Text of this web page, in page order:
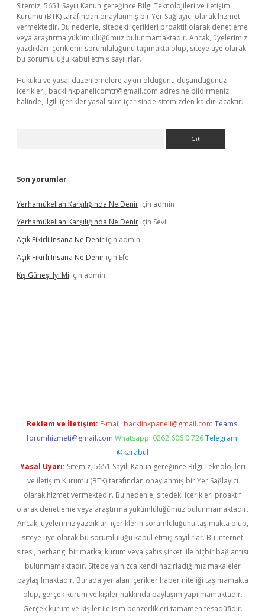
Sitemiz, 5651 Sayılı Kanun gereğince Bilgi Teknolojileri ve İletişim
Kurumu (BTK) tarafından onaylanmış bir Yer Sağlayıcı olarak hizmet
vermektedir. Bu nedenle, sitedeki içerikleri proaktif olarak denetleme
veya araştırma yükümlülüğümüz bulunmamaktadır. Ancak, üyelerimiz
yazdıkları içeriklerin sorumluluğunu taşımakta olup, siteye üye olarak
bu sorumluluğu kabul etmiş sayılırlar.
Hukuka ve yasal düzenlemelere aykırı olduğunu düşündüğünüz
içerikleri, backlinkpanelicomtr@gmail.com adresine bildirmeniz
halinde, ilgili içerikler yasal süre içerisinde sitemizden kaldırılacaktır.
Son yorumlar
Yerhamükellah Karşılığında Ne Denir için admin
Yerhamükellah Karşılığında Ne Denir için Sevil
Açık Fikirli Insana Ne Denir için admin
Açık Fikirli Insana Ne Denir için Efe
Kış Güneşi Iyi Mi için admin
Reklam ve İletişim: E-mail: backlinkpaneli@gmail.com Teams:
forumhizmeti@gmail.com Whatsapp: 0262 606 0 726 Telegram:
@karabul
Yasal Uyarı: Sitemiz, 5651 Sayılı Kanun gereğince Bilgi Teknolojileri
ve İletişim Kurumu (BTK) tarafından onaylanmış bir Yer Sağlayıcı
olarak hizmet vermektedir. Bu nedenle, sitedeki içerikleri proaktif
olarak denetleme veya araştırma yükümlülüğümüz bulunmamaktadır.
Ancak, üyelerimiz yazdıkları içeriklerin sorumluluğunu taşımakta olup,
siteye üye olarak bu sorumluluğu kabul etmiş sayılırlar. Bu internet
sitesi, herhangi bir marka, kurum veya şahıs şirketi ile hiçbir bağlantısı
bulunmamaktadır. Sitede yalnızca kendi hazırladığımız makaleler
paylaşılmaktadır. Burada yer alan içerikler haber niteliği taşımamakta
olup, gerçek kurum ve kişiler hakkında paylaşım yapılmamaktadır.
Gerçek kurum ve kişiler ile isim benzerlikleri tamamen tesadüfidir.